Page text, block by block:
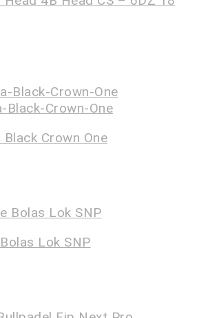
Crown One
Lok SNP